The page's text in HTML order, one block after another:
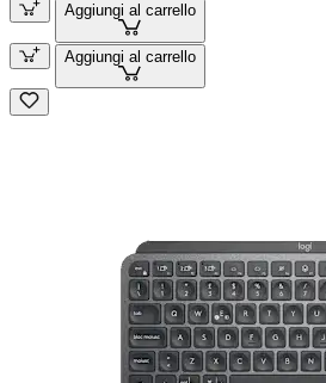
Aggiungi al carrello
Aggiungi al carrello